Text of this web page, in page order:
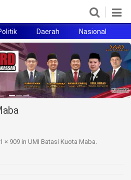
Daerah Nasional
× 909 in UMI Batasi Kuota Maba